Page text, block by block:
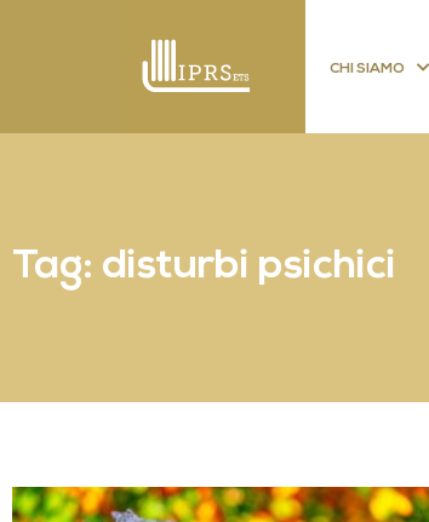
CHI SIAMO
Tag: disturbi psichici